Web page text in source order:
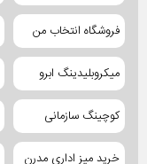
فروشگاه انتخاب من
میکروبلیدینگ ابرو
کوچینگ سازمانی
خرید میز اداری مدرن